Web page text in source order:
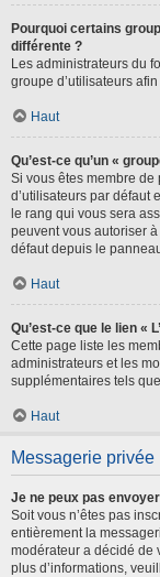
Pourquoi certains
différente ?
Les administrateurs du
groupe d’utilisateurs
Haut
Qu’est-ce qu’un «
Si vous êtes membre de
d’utilisateurs par défaut
le rang qui vous sera
peuvent vous autoriser
défaut depuis le
Haut
Qu’est-ce que le lien «
Cette page liste les
administrateurs et les
supplémentaires tels
Haut
Messagerie privée
Je ne peux pas
Soit vous n’êtes pas
entièrement la
modérateur a décidé de
plus d’informations,